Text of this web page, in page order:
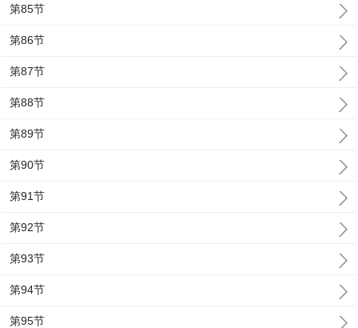
第85节
第86节
第87节
第88节
第89节
第90节
第91节
第92节
第93节
第94节
第95节